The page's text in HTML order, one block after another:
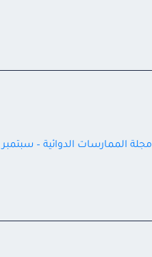
مجلة الممارسات الدوائية – سبتمبر 2025